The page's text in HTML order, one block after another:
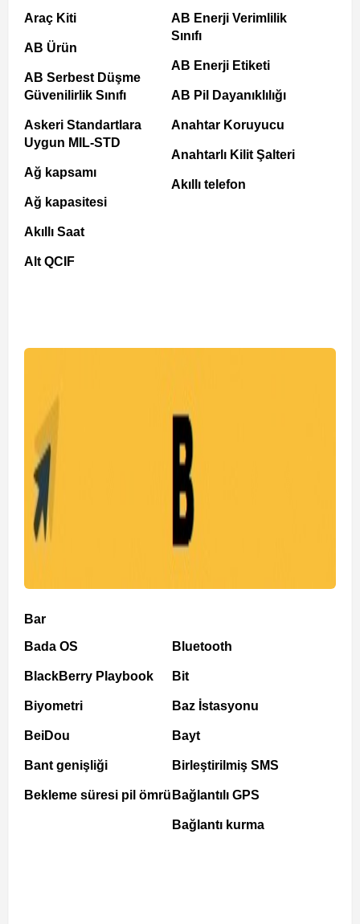
Araç Kiti
AB Ürün
AB Serbest Düşme
Güvenilirlik Sınıfı
Askeri Standartlara
Uygun MIL-STD
Ağ kapsamı
Ağ kapasitesi
Akıllı Saat
Alt QCIF
AB Enerji Verimlilik
Sınıfı
AB Enerji Etiketi
AB Pil Dayanıklılığı
Anahtar Koruyucu
Anahtarlı Kilit Şalteri
Akıllı telefon
Bar
Bada OS
BlackBerry Playbook
Biyometri
BeiDou
Bant genişliği
Bekleme süresi pil ömrü
Bluetooth
Bit
Baz İstasyonu
Bayt
Birleştirilmiş SMS
Bağlantılı GPS
Bağlantı kurma